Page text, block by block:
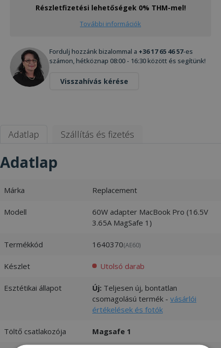
Részletfizetési lehetőségek 0% THM-mel!
További információk
Fordulj hozzánk bizalommal a +36 17 65 46 57-es
számon, hétköznap 08:00 - 16:30 között és segítünk!
Visszahívás kérése
Adatlap Szállítás és fizetés
Adatlap
Márka Replacement
Modell
60W adapter MacBook Pro (16.5V
3.65A MagSafe 1)
Termékkód 1640370(AE60)
Készlet Utolsó darab
Esztétikai állapot Új: Teljesen új, bontatlan
csomagolású termék - vásárlói
értékelések és fotók
Töltő csatlakozója Magsafe 1